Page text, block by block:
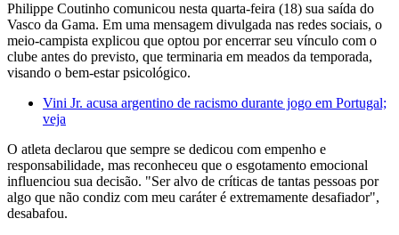
Philippe Coutinho comunicou nesta quarta-feira (18) sua saída do
Vasco da Gama. Em uma mensagem divulgada nas redes sociais, o
meio-campista explicou que optou por encerrar seu vínculo com o
clube antes do previsto, que terminaria em meados da temporada,
visando o bem-estar psicológico.
Vini Jr. acusa argentino de racismo durante jogo em Portugal;
veja
O atleta declarou que sempre se dedicou com empenho e
responsabilidade, mas reconheceu que o esgotamento emocional
influenciou sua decisão. "Ser alvo de críticas de tantas pessoas por
algo que não condiz com meu caráter é extremamente desafiador",
desabafou.